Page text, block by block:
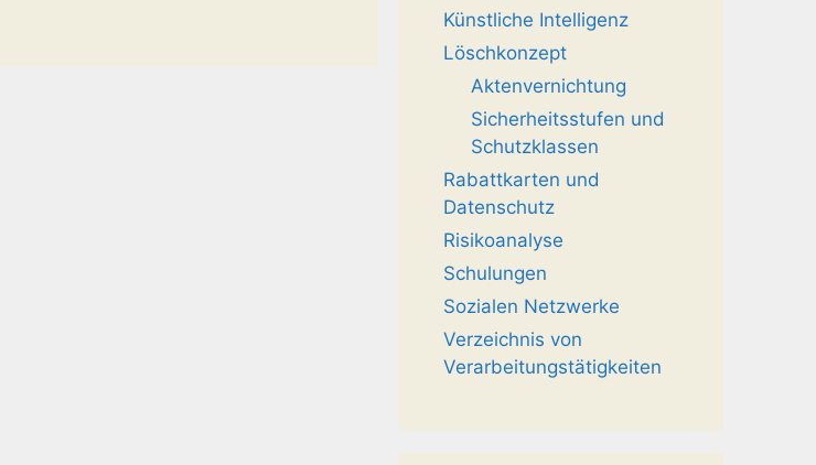
Künstliche Intelligenz
Löschkonzept
Aktenvernichtung
Sicherheitsstufen und
Schutzklassen
Rabattkarten und
Datenschutz
Risikoanalyse
Schulungen
Sozialen Netzwerke
Verzeichnis von
Verarbeitungstätigkeiten